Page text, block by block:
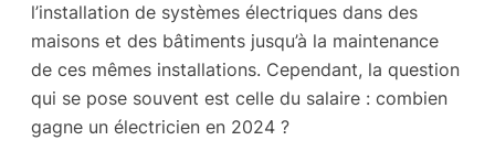
l’installation de systèmes électriques dans des
maisons et des bâtiments jusqu’à la maintenance
de ces mêmes installations. Cependant, la question
qui se pose souvent est celle du salaire : combien
gagne un électricien en 2024 ?